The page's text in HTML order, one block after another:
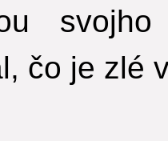
čo je zlé